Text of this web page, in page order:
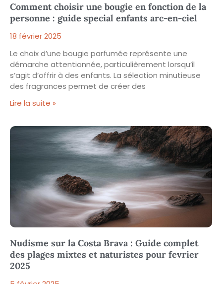
Comment choisir une bougie en fonction de la
personne : guide special enfants arc-en-ciel
18 février 2025
Le choix d’une bougie parfumée représente une
démarche attentionnée, particulièrement lorsqu’il
s’agit d’offrir à des enfants. La sélection minutieuse
des fragrances permet de créer des
Lire la suite »
Nudisme sur la Costa Brava : Guide complet
des plages mixtes et naturistes pour fevrier
2025